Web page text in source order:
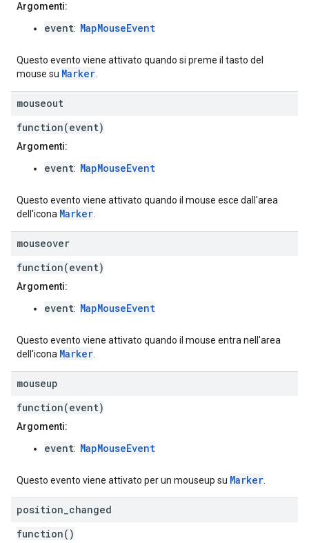
Argomenti:
event: MapMouseEvent
Questo evento viene attivato quando si preme il tasto del
mouse su Marker.
mouseout
function(event)
Argomenti:
event: MapMouseEvent
Questo evento viene attivato quando il mouse esce dall'area
dell'icona Marker.
mouseover
function(event)
Argomenti:
event: MapMouseEvent
Questo evento viene attivato quando il mouse entra nell'area
dell'icona Marker.
mouseup
function(event)
Argomenti:
event: MapMouseEvent
Questo evento viene attivato per un mouseup su Marker.
position changed
function()